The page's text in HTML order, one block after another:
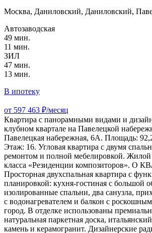
Москва, Даниловский, Даниловский,
Автозаводская
49 мин.
11 мин.
ЗИЛ
47 мин.
13 мин.
В ипотеку
от 597 463 ₽/месяц
Квартира с панорамными видами и
клубном квартале на Павелецкой
Павелецкая набережная, 6А. Площадь:
Этаж: 16. Угловая квартира с двумя
ремонтом и полной мебелировкой. Жилой
класса «Резиденции композиторов». О
Просторная двухспальная квартира с
планировкой: кухня-гостиная с большой
изолированные спальни, два санузла,
с водонагревателем и балкон с
город. В отделке использованы
натуральная паркетная доска,
камень и керамогранит. Дизайнерские